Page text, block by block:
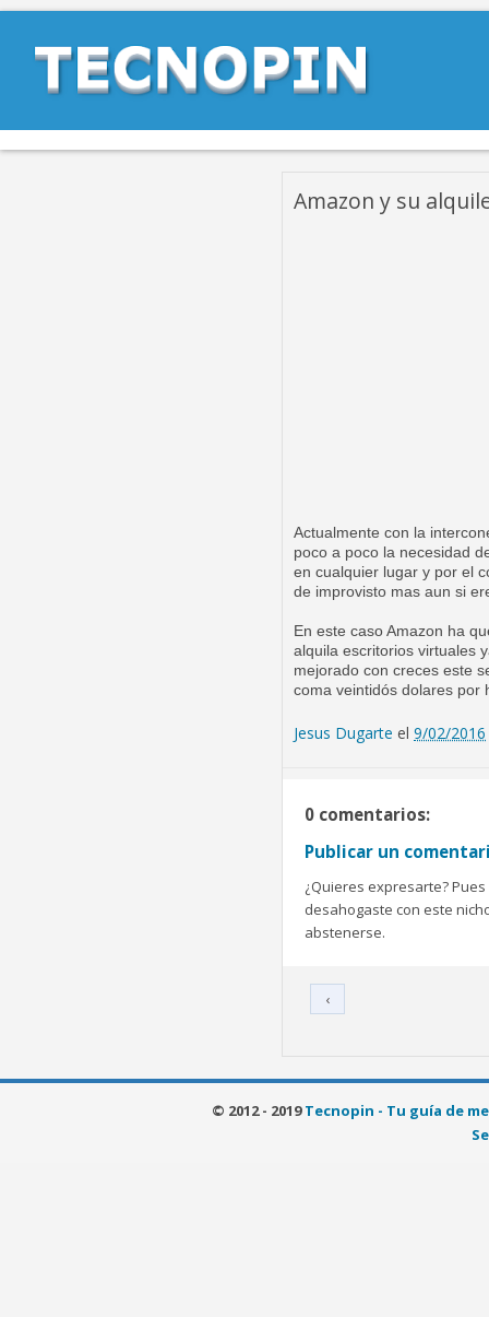
Amazon y su
Actualmente con la
poco a poco la necesidad
en cualquier lugar y por el
de improvisto mas aun si
En este caso Amazon ha
alquila escritorios virtuales
mejorado con creces este
coma veintidós dolares por
Jesus Dugarte el 9/02/2016
0 comentarios:
Publicar un
¿Quieres expresarte?
desahogaste con este
abstenerse.
‹
© 2012 - 2019Tecnopin - Tu guía de